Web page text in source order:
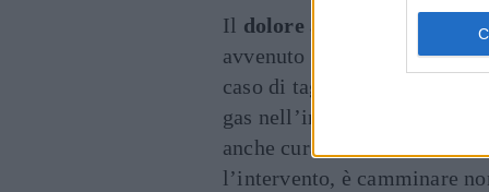
Il dolore addominale
è un
avvenuto naturalmente ciò
caso di taglio cesareo
gas nell’intestino. Un modo
anche curato tramite
l’intervento, è camminare